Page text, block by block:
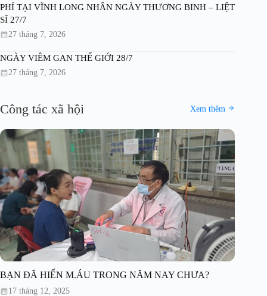
PHÍ TẠI VĨNH LONG NHÂN NGÀY THƯƠNG BINH – LIỆT
SĨ 27/7
27 tháng 7, 2026
NGÀY VIÊM GAN THẾ GIỚI 28/7
27 tháng 7, 2026
Công tác xã hội Xem thêm
BẠN ĐÃ HIẾN M.ÁU TRONG NĂM NAY CHƯA?
17 tháng 12, 2025